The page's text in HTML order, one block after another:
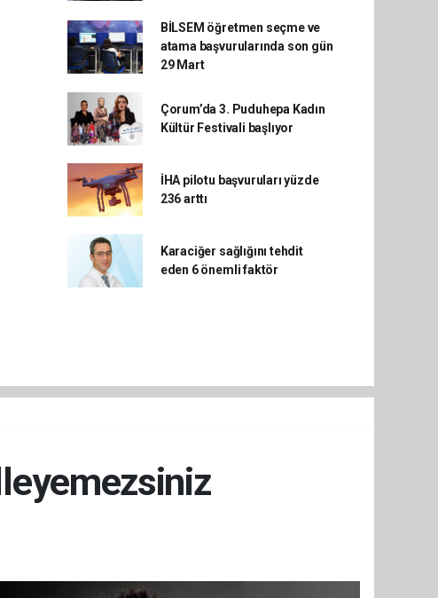
BİLSEM öğretmen seçme ve
atama başvurularında son gün
29 Mart
Çorum’da 3. Puduhepa Kadın
Kültür Festivali başlıyor
İHA pilotu başvuruları yüzde
236 arttı
Karaciğer sağlığını tehdit
eden 6 önemli faktör